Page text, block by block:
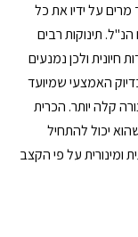
מרים על ידיו את כל
תינוקות רבים
ולכן נמנעים
האמצעי שמיועד
קלה יותר. הכרית
יכול להתחיל
ומינורית על פי הקצב